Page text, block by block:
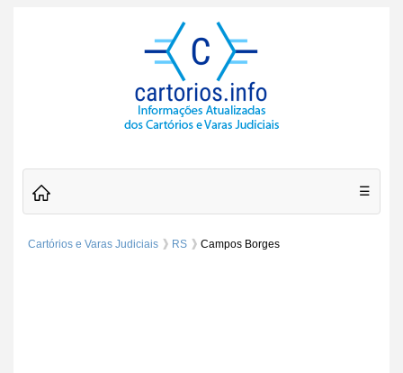
☰
Cartórios e Varas Judiciais RS Campos Borges